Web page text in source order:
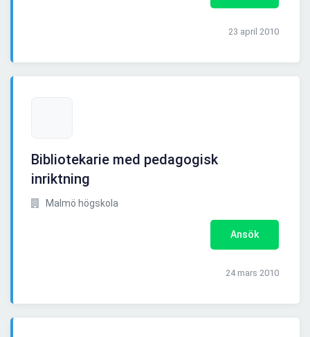
23 april 2010
Bibliotekarie med pedagogisk
inriktning
Malmö högskola
Ansök
24 mars 2010